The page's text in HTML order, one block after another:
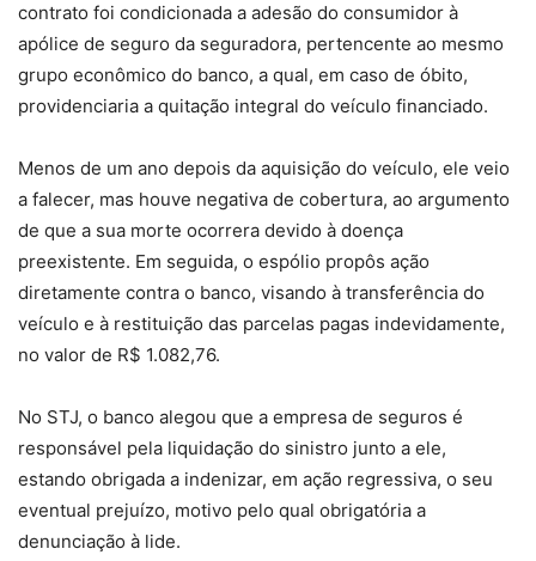
contrato foi condicionada a adesão do consumidor à
apólice de seguro da seguradora, pertencente ao mesmo
grupo econômico do banco, a qual, em caso de óbito,
providenciaria a quitação integral do veículo financiado.
Menos de um ano depois da aquisição do veículo, ele veio
a falecer, mas houve negativa de cobertura, ao argumento
de que a sua morte ocorrera devido à doença
preexistente. Em seguida, o espólio propôs ação
diretamente contra o banco, visando à transferência do
veículo e à restituição das parcelas pagas indevidamente,
no valor de R$ 1.082,76.
No STJ, o banco alegou que a empresa de seguros é
responsável pela liquidação do sinistro junto a ele,
estando obrigada a indenizar, em ação regressiva, o seu
eventual prejuízo, motivo pelo qual obrigatória a
denunciação à lide.